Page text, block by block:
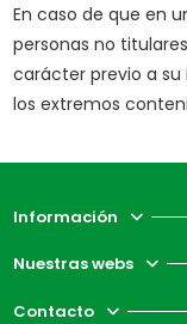
En caso de que en
personas no
carácter previo a su
los extremos
Información
Nuestras webs
Contacto